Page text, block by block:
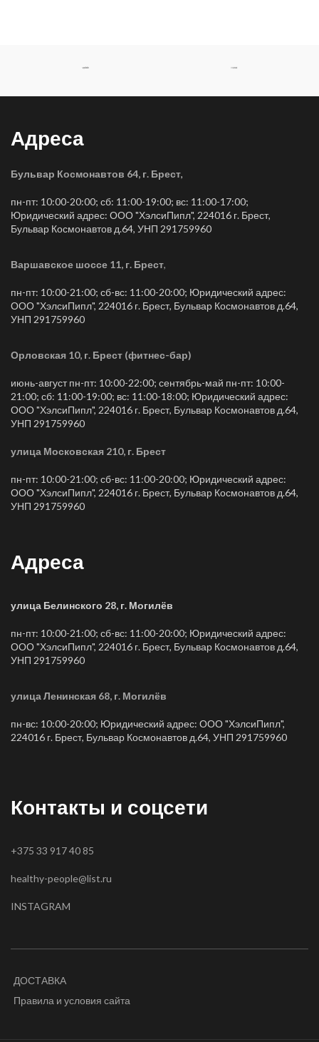
Адреса
Бульвар Космонавтов 64, г. Брест,
пн-пт: 10:00-20:00; сб: 11:00-19:00; вс: 11:00-17:00;
Юридический адрес: ООО "ХэлсиПипл", 224016 г. Брест,
Бульвар Космонавтов д.64, УНП 291759960
Варшавское шоссе 11, г. Брест,
пн-пт: 10:00-21:00; сб-вс: 11:00-20:00; Юридический адрес:
ООО "ХэлсиПипл", 224016 г. Брест, Бульвар Космонавтов д.64,
УНП 291759960
Орловская 10, г. Брест (фитнес-бар)
июнь-август пн-пт: 10:00-22:00; сентябрь-май пн-пт: 10:00-
21:00; сб: 11:00-19:00; вс: 11:00-18:00; Юридический адрес:
ООО "ХэлсиПипл", 224016 г. Брест, Бульвар Космонавтов д.64,
УНП 291759960
улица Московская 210, г. Брест
пн-пт: 10:00-21:00; сб-вс: 11:00-20:00; Юридический адрес:
ООО "ХэлсиПипл", 224016 г. Брест, Бульвар Космонавтов д.64,
УНП 291759960
Адреса
улица Белинского 28, г. Могилёв
пн-пт: 10:00-21:00; сб-вс: 11:00-20:00; Юридический адрес:
ООО "ХэлсиПипл", 224016 г. Брест, Бульвар Космонавтов д.64,
УНП 291759960
улица Ленинская 68, г. Могилёв
пн-вс: 10:00-20:00; Юридический адрес: ООО "ХэлсиПипл",
224016 г. Брест, Бульвар Космонавтов д.64, УНП 291759960
Контакты и соцсети
+375 33 917 40 85
healthy-people@list.ru
INSTAGRAM
ДОСТАВКА
Правила и условия сайта